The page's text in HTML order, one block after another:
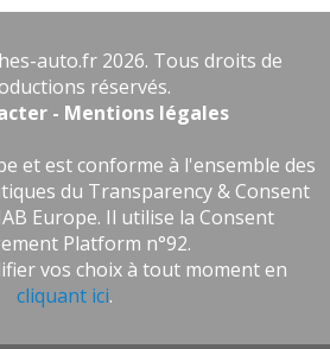
auto.fr 2026. Tous droits de
réservés.
- Mentions légales
et est conforme à l'ensemble des
du Transparency & Consent
Europe. Il utilise la Consent
Platform n°92.
vos choix à tout moment en
cliquant ici.